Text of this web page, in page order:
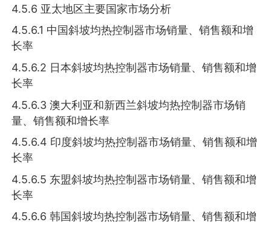
4.5.6 亚太地区主要国家市场分析
4.5.6.1 中国斜坡均热控制器市场销量、销售额和增
长率
4.5.6.2 日本斜坡均热控制器市场销量、销售额和增
长率
4.5.6.3 澳大利亚和新西兰斜坡均热控制器市场销
量、销售额和增长率
4.5.6.4 印度斜坡均热控制器市场销量、销售额和增
长率
4.5.6.5 东盟斜坡均热控制器市场销量、销售额和增
长率
4.5.6.6 韩国斜坡均热控制器市场销量、销售额和增